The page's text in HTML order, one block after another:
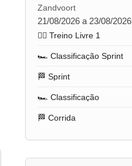
Zandvoort
21/08/2026 a 23/08/2026
🏋️‍♂️ Treino Livre 1
🏎️ Classificação Sprint
🏁 Sprint
🏎️ Classificação
🏁 Corrida